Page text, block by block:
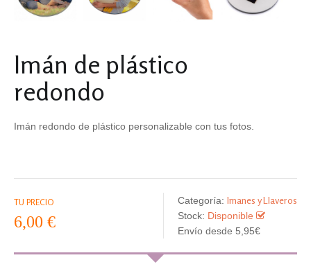
Imán de plástico
redondo
Imán redondo de plástico personalizable con tus fotos.
TU PRECIO
6,00 €
Categoría: Imanes y Llaveros
Stock: Disponible
Envío desde 5,95€